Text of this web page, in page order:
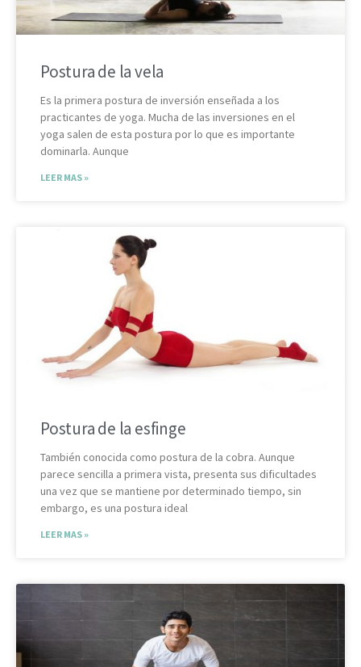
Postura de la vela
Es la primera postura de inversión enseñada a los
practicantes de yoga. Mucha de las inversiones en el
yoga salen de esta postura por lo que es importante
dominarla. Aunque
LEER MAS »
Postura de la esfinge
También conocida como postura de la cobra. Aunque
parece sencilla a primera vista, presenta sus dificultades
una vez que se mantiene por determinado tiempo, sin
embargo, es una postura ideal
LEER MAS »